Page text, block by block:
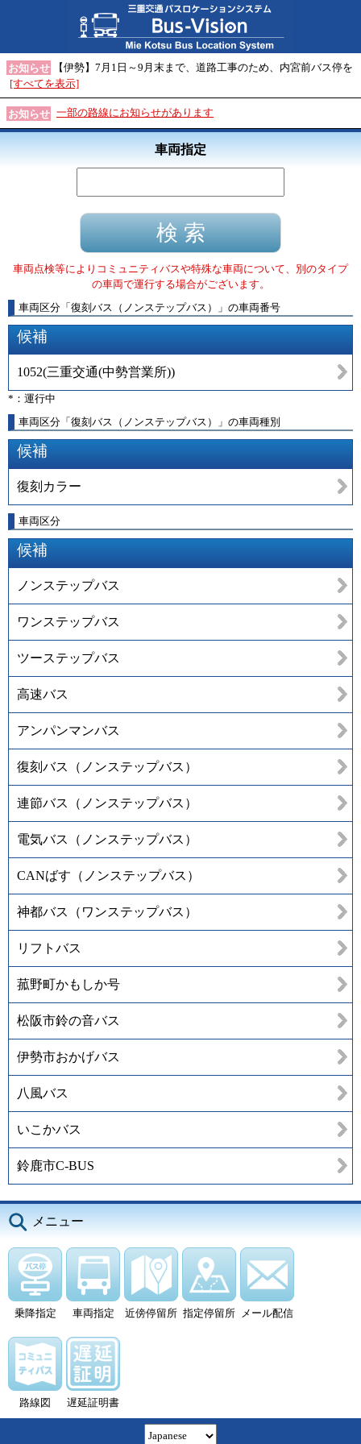
お知らせ
【伊勢】7月1日～9月末まで、道路工事のため、内宮前バス停を
[すべてを表示]
お知らせ 一部の路線にお知らせがあります
車両指定
車両点検等によりコミュニティバスや特殊な車両について、別のタイプ
の車両で運行する場合がございます。
車両区分 「 復刻バス（ノンステップバス） 」 の車両番号
候補
1052(三重交通(中勢営業所))
*：運行中
車両区分「復刻バス（ノンステップバス）」の車両種別
候補
復刻カラー
車両区分
候補
ノンステップバス
ワンステップバス
ツーステップバス
高速バス
アンパンマンバス
復刻バス（ノンステップバス）
連節バス（ノンステップバス）
電気バス（ノンステップバス）
CANばす（ノンステップバス）
神都バス（ワンステップバス）
リフトバス
菰野町かもしか号
松阪市鈴の音バス
伊勢市おかげバス
八風バス
いこかバス
鈴鹿市C-BUS
メニュー
乗降指定 車両指定 近傍停留所 指定停留所 メール配信
路線図 遅延証明書